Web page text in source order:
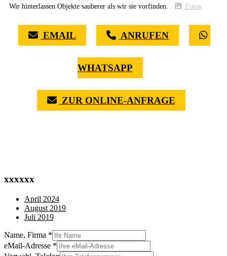
Wir hinterlassen Objekte sauberer als wir sie vorfinden. Fotos
EMAIL ANRUFEN
WHATSAPP
ZUR ONLINE-ANFRAGE
xxxxxx
April 2024
August 2019
Juli 2019
Name, Firma *
eMail-Adresse *